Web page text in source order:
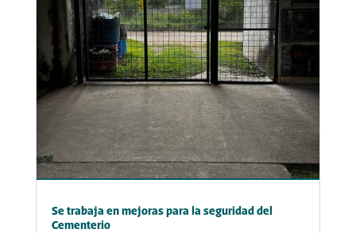
Se trabaja en mejoras para la seguridad del
Cementerio